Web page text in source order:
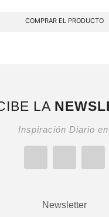
COMPRAR EL PRODUCTO
LA
Inspiración Diario
Newsletter